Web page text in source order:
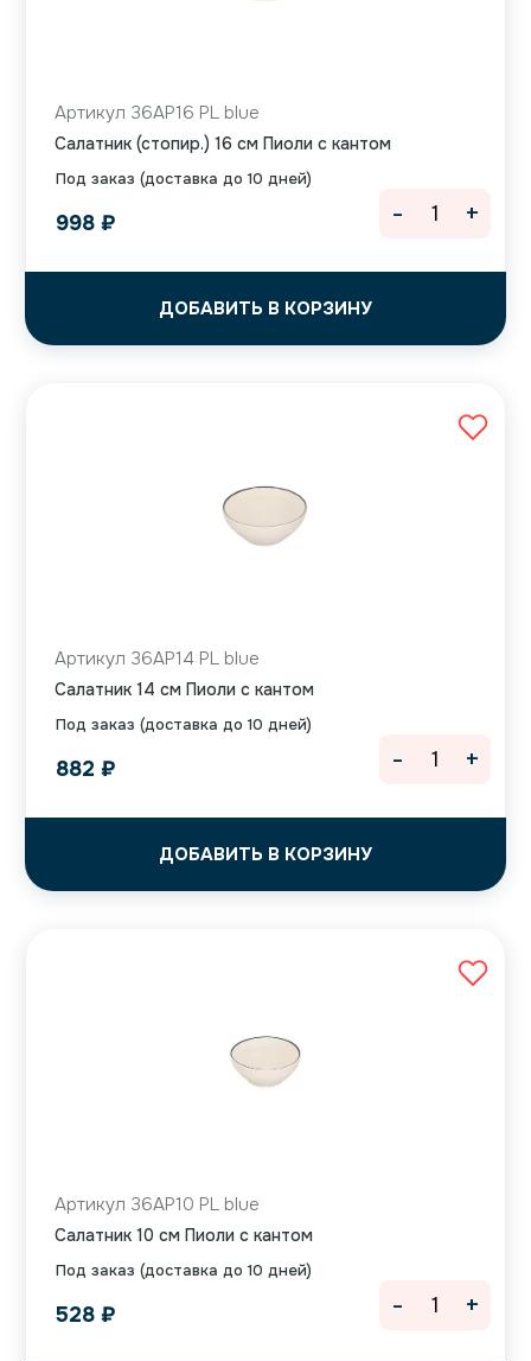
Под заказ (доставка до 10 дней)
Артикул 36AP16 PL blue
Салатник (стопир.) 16 см Пиоли с кантом
998 ₽
ДОБАВИТЬ В КОРЗИНУ
- +
Под заказ (доставка до 10 дней)
Артикул 36AP14 PL blue
Салатник 14 см Пиоли с кантом
882 ₽
ДОБАВИТЬ В КОРЗИНУ
- +
Под заказ (доставка до 10 дней)
Артикул 36AP10 PL blue
Салатник 10 см Пиоли с кантом
528 ₽ - +